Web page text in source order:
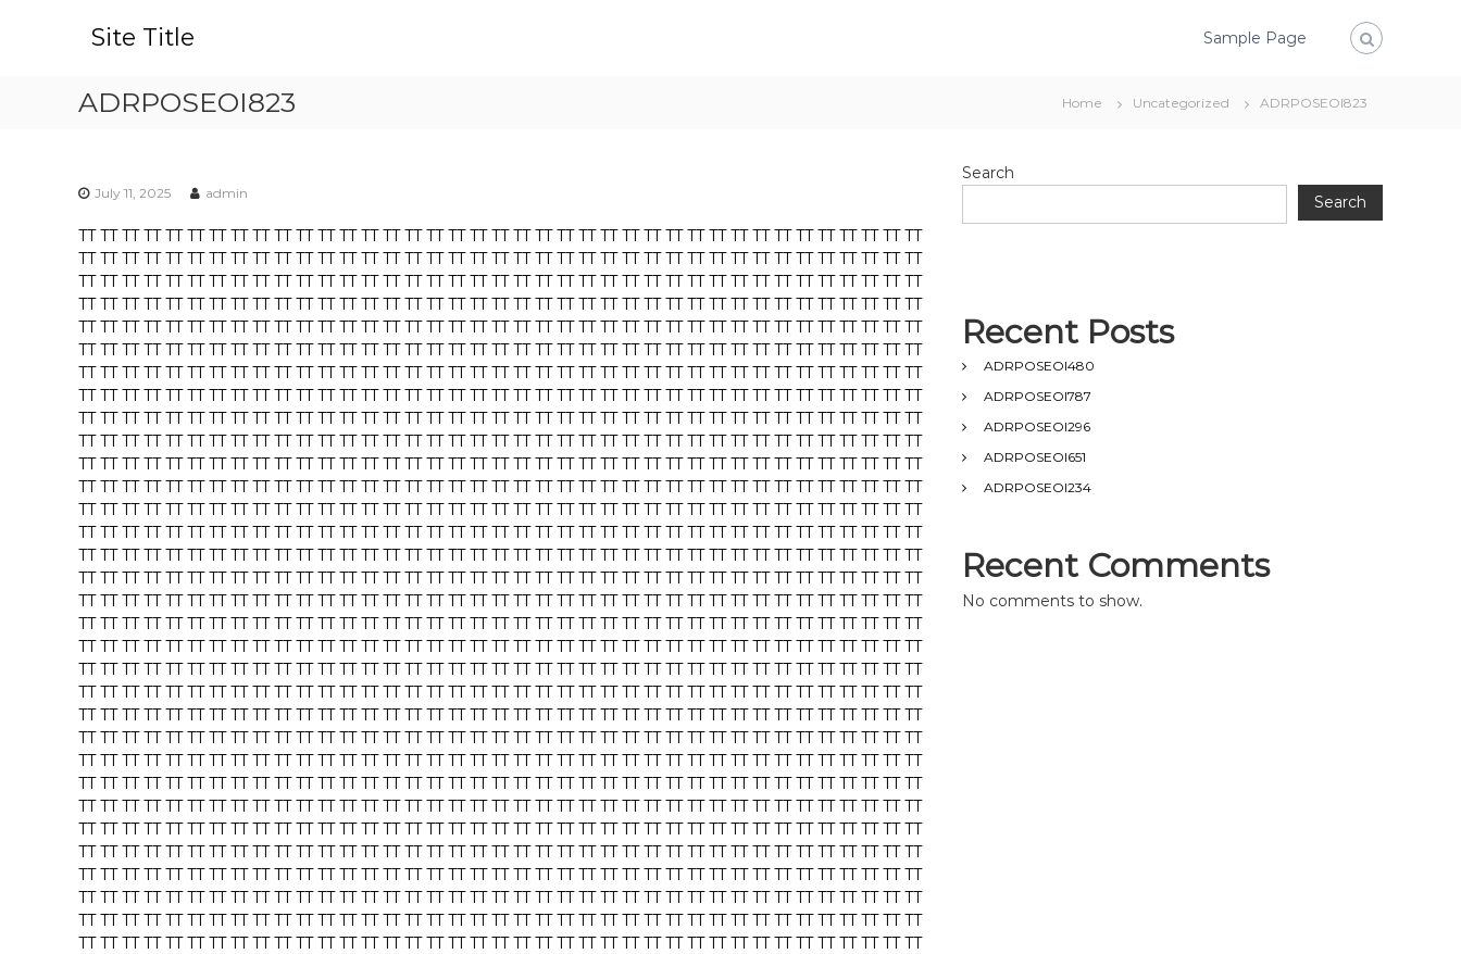
Site Title Sample Page
ADRPOSEOI823 Home Uncategorized ADRPOSEOI823
July 11, 2025 admin
TT TT TT TT TT TT TT TT TT TT TT TT TT TT TT TT TT TT TT TT TT TT TT TT TT TT TT TT TT TT TT TT TT TT TT TT TT TT TT
TT TT TT TT TT TT TT TT TT TT TT TT TT TT TT TT TT TT TT TT TT TT TT TT TT TT TT TT TT TT TT TT TT TT TT TT TT TT TT
TT TT TT TT TT TT TT TT TT TT TT TT TT TT TT TT TT TT TT TT TT TT TT TT TT TT TT TT TT TT TT TT TT TT TT TT TT TT TT
TT TT TT TT TT TT TT TT TT TT TT TT TT TT TT TT TT TT TT TT TT TT TT TT TT TT TT TT TT TT TT TT TT TT TT TT TT TT TT
TT TT TT TT TT TT TT TT TT TT TT TT TT TT TT TT TT TT TT TT TT TT TT TT TT TT TT TT TT TT TT TT TT TT TT TT TT TT TT
TT TT TT TT TT TT TT TT TT TT TT TT TT TT TT TT TT TT TT TT TT TT TT TT TT TT TT TT TT TT TT TT TT TT TT TT TT TT TT
TT TT TT TT TT TT TT TT TT TT TT TT TT TT TT TT TT TT TT TT TT TT TT TT TT TT TT TT TT TT TT TT TT TT TT TT TT TT TT
TT TT TT TT TT TT TT TT TT TT TT TT TT TT TT TT TT TT TT TT TT TT TT TT TT TT TT TT TT TT TT TT TT TT TT TT TT TT TT
TT TT TT TT TT TT TT TT TT TT TT TT TT TT TT TT TT TT TT TT TT TT TT TT TT TT TT TT TT TT TT TT TT TT TT TT TT TT TT
TT TT TT TT TT TT TT TT TT TT TT TT TT TT TT TT TT TT TT TT TT TT TT TT TT TT TT TT TT TT TT TT TT TT TT TT TT TT TT
TT TT TT TT TT TT TT TT TT TT TT TT TT TT TT TT TT TT TT TT TT TT TT TT TT TT TT TT TT TT TT TT TT TT TT TT TT TT TT
TT TT TT TT TT TT TT TT TT TT TT TT TT TT TT TT TT TT TT TT TT TT TT TT TT TT TT TT TT TT TT TT TT TT TT TT TT TT TT
TT TT TT TT TT TT TT TT TT TT TT TT TT TT TT TT TT TT TT TT TT TT TT TT TT TT TT TT TT TT TT TT TT TT TT TT TT TT TT
TT TT TT TT TT TT TT TT TT TT TT TT TT TT TT TT TT TT TT TT TT TT TT TT TT TT TT TT TT TT TT TT TT TT TT TT TT TT TT
TT TT TT TT TT TT TT TT TT TT TT TT TT TT TT TT TT TT TT TT TT TT TT TT TT TT TT TT TT TT TT TT TT TT TT TT TT TT TT
TT TT TT TT TT TT TT TT TT TT TT TT TT TT TT TT TT TT TT TT TT TT TT TT TT TT TT TT TT TT TT TT TT TT TT TT TT TT TT
TT TT TT TT TT TT TT TT TT TT TT TT TT TT TT TT TT TT TT TT TT TT TT TT TT TT TT TT TT TT TT TT TT TT TT TT TT TT TT
TT TT TT TT TT TT TT TT TT TT TT TT TT TT TT TT TT TT TT TT TT TT TT TT TT TT TT TT TT TT TT TT TT TT TT TT TT TT TT
TT TT TT TT TT TT TT TT TT TT TT TT TT TT TT TT TT TT TT TT TT TT TT TT TT TT TT TT TT TT TT TT TT TT TT TT TT TT TT
TT TT TT TT TT TT TT TT TT TT TT TT TT TT TT TT TT TT TT TT TT TT TT TT TT TT TT TT TT TT TT TT TT TT TT TT TT TT TT
TT TT TT TT TT TT TT TT TT TT TT TT TT TT TT TT TT TT TT TT TT TT TT TT TT TT TT TT TT TT TT TT TT TT TT TT TT TT TT
TT TT TT TT TT TT TT TT TT TT TT TT TT TT TT TT TT TT TT TT TT TT TT TT TT TT TT TT TT TT TT TT TT TT TT TT TT TT TT
TT TT TT TT TT TT TT TT TT TT TT TT TT TT TT TT TT TT TT TT TT TT TT TT TT TT TT TT TT TT TT TT TT TT TT TT TT TT TT
TT TT TT TT TT TT TT TT TT TT TT TT TT TT TT TT TT TT TT TT TT TT TT TT TT TT TT TT TT TT TT TT TT TT TT TT TT TT TT
TT TT TT TT TT TT TT TT TT TT TT TT TT TT TT TT TT TT TT TT TT TT TT TT TT TT TT TT TT TT TT TT TT TT TT TT TT TT TT
TT TT TT TT TT TT TT TT TT TT TT TT TT TT TT TT TT TT TT TT TT TT TT TT TT TT TT TT TT TT TT TT TT TT TT TT TT TT TT
TT TT TT TT TT TT TT TT TT TT TT TT TT TT TT TT TT TT TT TT TT TT TT TT TT TT TT TT TT TT TT TT TT TT TT TT TT TT TT
TT TT TT TT TT TT TT TT TT TT TT TT TT TT TT TT TT TT TT TT TT TT TT TT TT TT TT TT TT TT TT TT TT TT TT TT TT TT TT
TT TT TT TT TT TT TT TT TT TT TT TT TT TT TT TT TT TT TT TT TT TT TT TT TT TT TT TT TT TT TT TT TT TT TT TT TT TT TT
TT TT TT TT TT TT TT TT TT TT TT TT TT TT TT TT TT TT TT TT TT TT TT TT TT TT TT TT TT TT TT TT TT TT TT TT TT TT TT
TT TT TT TT TT TT TT TT TT TT TT TT TT TT TT TT TT TT TT TT TT TT TT TT TT TT TT TT TT TT TT TT TT TT TT TT TT TT TT
TT TT TT TT TT TT TT TT TT TT TT TT TT TT TT TT TT TT TT TT TT TT TT TT TT TT TT TT TT TT TT TT TT TT TT TT TT TT TT
Search
Search
Recent Posts
ADRPOSEOI480
ADRPOSEOI787
ADRPOSEOI296
ADRPOSEOI651
ADRPOSEOI234
Recent Comments
No comments to show.